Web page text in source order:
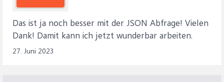
Das ist ja noch besser mit der JSON Abfrage! Vielen
Dank! Damit kann ich jetzt wunderbar arbeiten.
27. Juni 2023